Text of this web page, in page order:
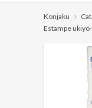
Konjaku
Estampe